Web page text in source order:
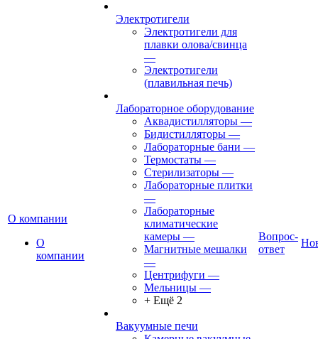
О компании
О
компании
Электротигели
Электротигели для
плавки олова/свинца
—
Электротигели
(плавильная печь)
Лабораторное оборудование
Аквадистилляторы —
Бидистилляторы —
Лабораторные бани —
Термостаты —
Стерилизаторы —
Лабораторные плитки
—
Лабораторные
климатические
камеры —
Магнитные мешалки
—
Центрифуги —
Мельницы —
+ Ещё 2
Вакуумные печи
Вопрос-
ответ